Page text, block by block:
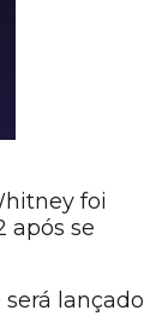
foi
após se
lançado